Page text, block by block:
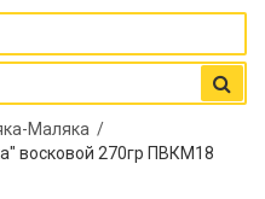
Маляка /
восковой 270гр ПВКМ18